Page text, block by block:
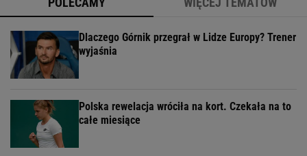
Dlaczego Górnik przegrał w Lidze Europy? Trener
wyjaśnia
Polska rewelacja wróciła na kort. Czekała na to
całe miesiące